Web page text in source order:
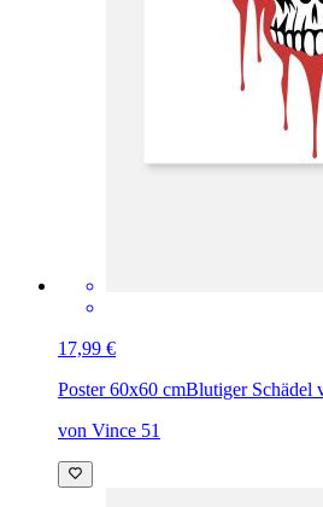
17,99 €
Poster 60x60 cmBlutiger Schädel
von Vince 51